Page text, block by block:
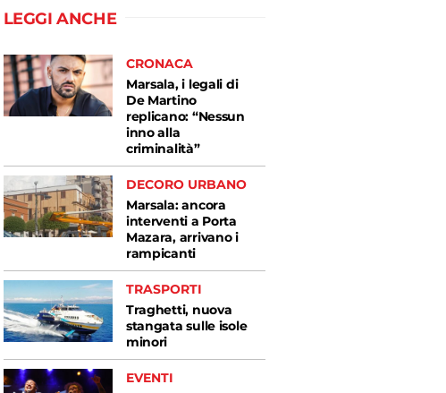
LEGGI ANCHE
CRONACA
Marsala, i legali di
De Martino
replicano: “Nessun
inno alla
criminalità”
DECORO URBANO
Marsala: ancora
interventi a Porta
Mazara, arrivano i
rampicanti
TRASPORTI
Traghetti, nuova
stangata sulle isole
minori
EVENTI